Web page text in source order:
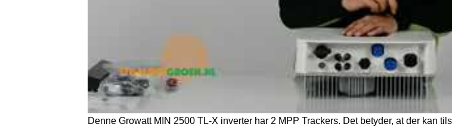
Denne Growatt MIN 2500 TL-X inverter har 2 MPP Trackers. Det betyder, at der kan